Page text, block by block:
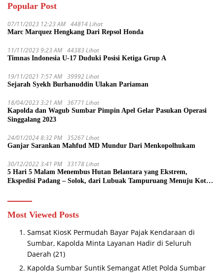
Popular Post
07/11/2023 12:23 AM 44814 Lihat
Marc Marquez Hengkang Dari Repsol Honda
11/11/2023 9:23 AM 44383 Lihat
Timnas Indonesia U-17 Duduki Posisi Ketiga Grup A
19/11/2021 7:57 AM 39992 Lihat
Sejarah Syekh Burhanuddin Ulakan Pariaman
18/04/2023 3:21 AM 36771 Lihat
Kapolda dan Wagub Sumbar Pimpin Apel Gelar Pasukan Operasi
Singgalang 2023
24/01/2024 8:32 PM 35267 Lihat
Ganjar Sarankan Mahfud MD Mundur Dari Menkopolhukam
30/12/2022 3:41 PM 33178 Lihat
5 Hari 5 Malam Menembus Hutan Belantara yang Ekstrem,
Ekspedisi Padang – Solok, dari Lubuak Tampuruang Menuju Koto
Most Viewed Posts
Samsat KiosK Permudah Bayar Pajak Kendaraan di
Sumbar, Kapolda Minta Layanan Hadir di Seluruh
Daerah (21)
Kapolda Sumbar Suntik Semangat Atlet Polda Sumbar